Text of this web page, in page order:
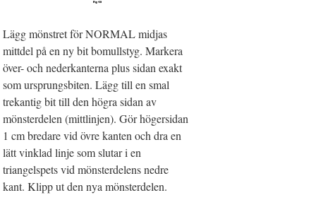
Lägg mönstret för NORMAL midjas
mittdel på en ny bit bomullstyg. Markera
över- och nederkanterna plus sidan exakt
som ursprungsbiten. Lägg till en smal
trekantig bit till den högra sidan av
mönsterdelen (mittlinjen). Gör högersidan
1 cm bredare vid övre kanten och dra en
lätt vinklad linje som slutar i en
triangelspets vid mönsterdelens nedre
kant. Klipp ut den nya mönsterdelen.